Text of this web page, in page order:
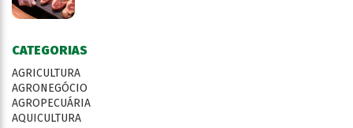
CATEGORIAS
AGRICULTURA
AGRONEGÓCIO
AGROPECUÁRIA
AQUICULTURA